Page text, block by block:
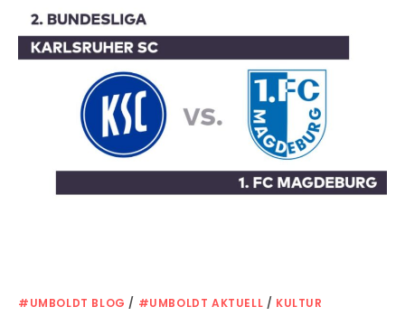
#UMBOLDT BLOG / #UMBOLDT AKTUELL / KULTUR